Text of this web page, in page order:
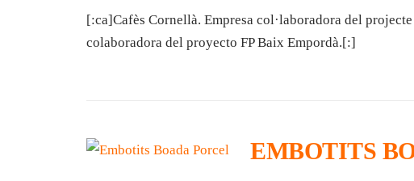
[:ca]Cafès Cornellà. Empresa col·laboradora del
colaboradora del proyecto FP Baix Empordà.[:]
EMBOTITS